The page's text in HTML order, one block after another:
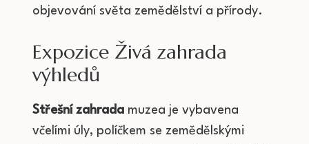
objevování světa zemědělství a přírody.
Expozice Živá zahrada
výhledů
Střešní zahrada muzea je vybavena
včelími úly, políčkem se zemědělskými